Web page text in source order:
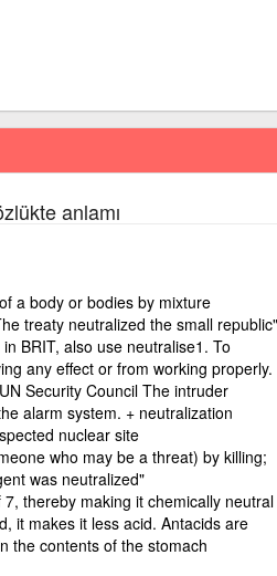
anlamı
a body or bodies by mixture
treaty neutralized the small republic"
BRIT, also use neutralise1. To
any effect or from working properly.
Security Council The intruder
alarm system. + neutralization
nuclear site
who may be a threat) by killing;
was neutralized"
thereby making it chemically neutral
it makes it less acid. Antacids are
the contents of the stomach